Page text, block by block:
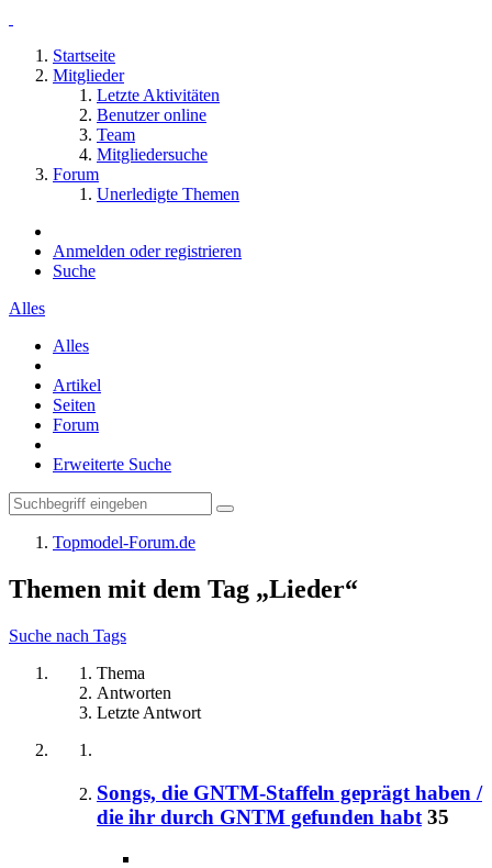
Startseite
Mitglieder
Letzte Aktivitäten
Benutzer online
Team
Mitgliedersuche
Forum
Unerledigte Themen
Anmelden oder registrieren
Suche
Alles
Alles
Artikel
Seiten
Forum
Erweiterte Suche
Topmodel-Forum.de
Themen mit dem Tag „Lieder“
Suche nach Tags
Thema
Antworten
Letzte Antwort
Songs, die GNTM-Staffeln geprägt haben /
die ihr durch GNTM gefunden habt 35